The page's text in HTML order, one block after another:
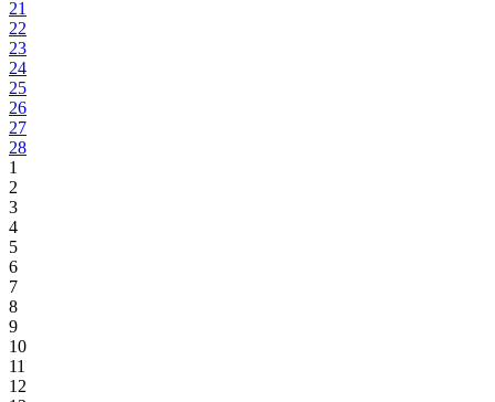
21
22
23
24
25
26
27
28
1
2
3
4
5
6
7
8
9
10
11
12